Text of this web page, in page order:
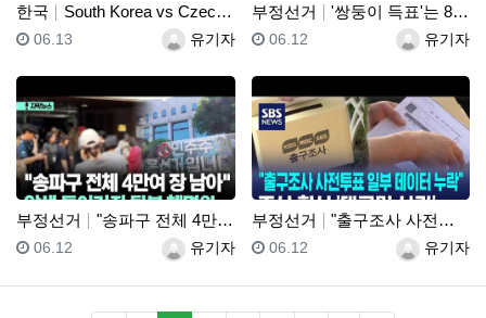
한국 South Korea vs Czechia Highlig…
등록자유기자
등록일
06.13
부정선거 '쌍둥이 득표'는 869건!! "세쌍둥이 득표"?! 선…
등록자유기자
등록일
06.12
부정선거 "송파구 전체 4만여 장 남아" 압색 들어가자 뒷북 해…
등록자유기자
등록일
06.12
부정선거 "출구조사 사전투표 일부 데이터 누락"..조사 회사 '…
등록자유기자
등록일
06.12